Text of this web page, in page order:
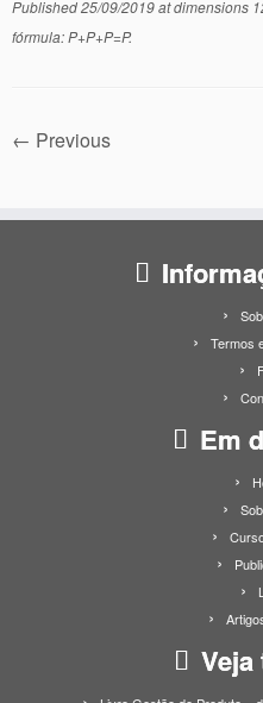
Published25/09/2019at dimensions
fórmula: P+P+P=P.
← Previous
Termos
Em
Veja